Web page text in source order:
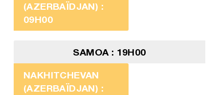
(AZERBAÏDJAN) :
09H00
SAMOA : 19H00
NAKHITCHEVAN
(AZERBAÏDJAN) :